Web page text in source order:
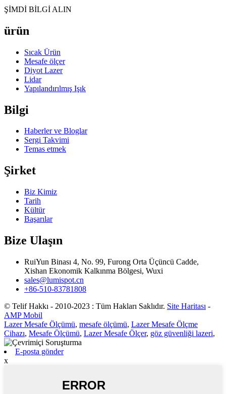
ŞİMDİ BİLGİ ALIN
ürün
Sıcak Ürün
Mesafe ölçer
Diyot Lazer
Lidar
Yapılandırılmış Işık
Bilgi
Haberler ve Bloglar
Sergi Takvimi
Temas etmek
Şirket
Biz Kimiz
Tarih
Kültür
Başarılar
Bize Ulaşın
RuiYun Binası 4, No. 99, Furong Orta Üçüncü Cadde,
Xishan Ekonomik Kalkınma Bölgesi, Wuxi
sales@lumispot.cn
+86-510-83781808
© Telif Hakkı - 2010-2023 : Tüm Hakları Saklıdır. Site Haritası -
AMP Mobil
Lazer Mesafe Ölçümü, mesafe ölçümü, Lazer Mesafe Ölçme
Cihazı, Mesafe Ölçümü, Lazer Mesafe Ölçer, göz güvenliği lazeri,
E-posta gönder
x